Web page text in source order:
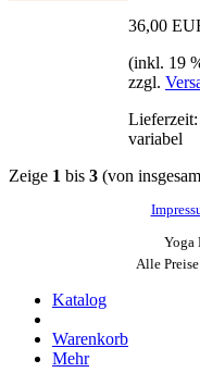
36,00
(inkl. 19
zzgl.
variabel
Zeige 1 bis 3 (von
Yoga
Alle
Katalog
Warenkorb
Mehr